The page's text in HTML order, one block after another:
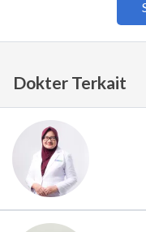
Dokter Terkait